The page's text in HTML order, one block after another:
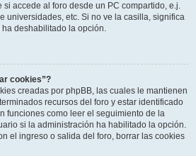
accede al foro desde un PC compartido, e.j.
universidades, etc. Si no ve la casilla, significa
deshabilitado la opción.
cookies”?
creadas por phpBB, las cuales le mantienen
recursos del foro y estar identificado
funciones como leer el seguimiento de la
si la administración ha habilitado la opción.
el ingreso o salida del foro, borrar las cookies